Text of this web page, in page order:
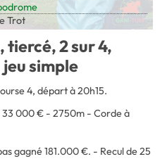
Trot
tiercé, 2 sur 4,
simple
4, départ à 20h15.
33 000 € - 2750m - Corde à
gagné 181.000 €. - Recul de 25